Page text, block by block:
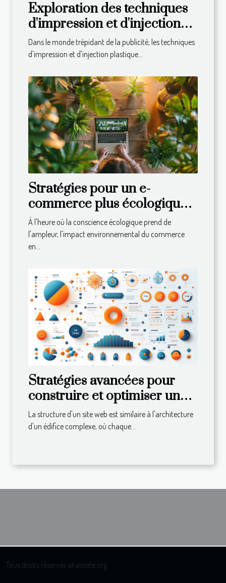
Exploration des techniques
d'impression et d'injection
plastique pour la publicité
Dans le monde trépidant de la publicité, les techniques
d'impression et d'injection plastique...
Stratégies pour un e-
commerce plus écologique
et durable
À l'heure où la conscience écologique prend de
l'ampleur, l'impact environnemental du commerce
en...
Stratégies avancées pour
construire et optimiser un
maillage interne efficace
La structure d'un site web est similaire à l'architecture
d'un édifice complexe, où chaque...
Tous droits réservés anassete.org